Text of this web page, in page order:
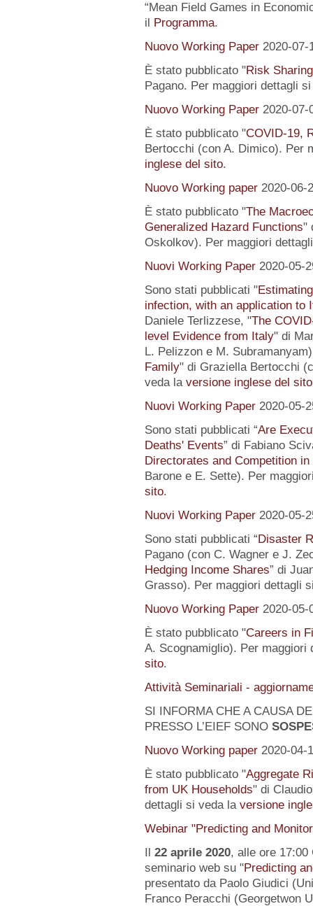
“Mean Field Games in
il Programma.
Nuovo Working Paper 2020-07-
È stato pubblicato "Risk
Pagano. Per maggiori dettagli
Nuovo Working Paper 2020-07-
È stato pubblicato "COVID-19,
Bertocchi (con A. Dimico). Per
inglese del sito.
Nuovo Working paper 2020-06-
È stato pubblicato "The
Generalized Hazard Functions"
Oskolkov). Per maggiori
Nuovi Working Paper 2020-05-
Sono stati pubblicati "
infection, with an application to
Daniele Terlizzese, "The
level Evidence from Italy" di
L. Pelizzon e M.
Family" di Graziella Bertocchi
veda la versione inglese del sito
Nuovi Working Paper 2020-05-
Sono stati pubblicati “Are
Deaths' Events” di Fabiano
Directorates and Competition in
Barone e E. Sette). Per
sito.
Nuovi Working Paper 2020-05-
Sono stati pubblicati “Disaster
Pagano (con C. Wagner e J.
Hedging Income Shares” di
Grasso). Per maggiori dettagli
Nuovo Working Paper 2020-05-
È stato pubblicato "Careers in
A. Scognamiglio). Per
sito.
Attività Seminariali -
SI INFORMA CHE A CAUSA
PRESSO L’EIEF SONO
Nuovo Working paper 2020-04-
È stato pubblicato "Aggregate
from UK Households" di
dettagli si veda la versione
Webinar "Predicting and
Il 22 aprile 2020, alle ore 17:00
seminario web su "Predicting
presentato da Paolo Giudici
Franco Peracchi (Georgetwon